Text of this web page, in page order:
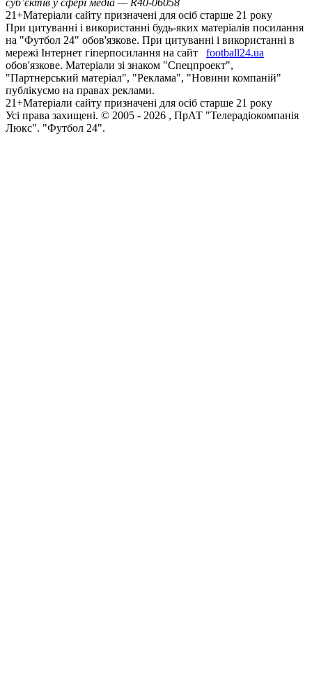
суб’єктів у сфері медіа — R40-06058
21+Матеріали сайту призначені для осіб старше 21 року
При цитуванні і використанні будь-яких матеріалів посилання
на "Футбол 24" обов'язкове. При цитуванні і використанні в
мережі Інтернет гіперпосилання на сайт
football24.ua
обов'язкове. Матеріали зі знаком "Спецпроект",
"Партнерський матеріал", "Реклама", "Новини компаній"
публікуємо на правах реклами.
21+Матеріали сайту призначені для осіб старше 21 року
Усi права захищенi. © 2005 - 2026 , ПрАТ "Телерадіокомпанія
Люкс". "Футбол 24".